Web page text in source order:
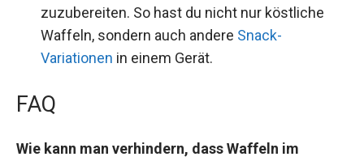
zuzubereiten. So hast du nicht nur köstliche
Waffeln, sondern auch andere Snack-
Variationen in einem Gerät.
FAQ
Wie kann man verhindern, dass Waffeln im